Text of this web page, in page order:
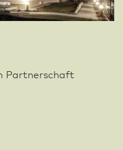
Partnerschaft